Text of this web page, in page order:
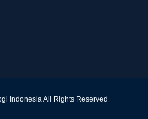
Indonesia All Rights Reserved